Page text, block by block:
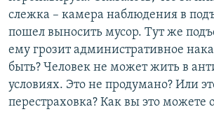
слежка – камера наблюдения в
пошел выносить мусор. Тут же
ему грозит административное
быть? Человек не может жить в
условиях. Это не продумано? Или
перестраховка? Как вы это можете